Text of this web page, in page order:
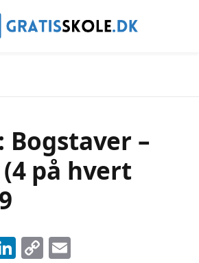
Bogstaver –
på hvert
LinkedIn
Copy